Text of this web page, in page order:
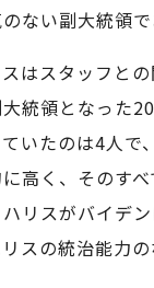
ない副大統領
はスタッフと
統領となった
いたのは4人で
高く、そのす
リスがバイデ
スの統治能力